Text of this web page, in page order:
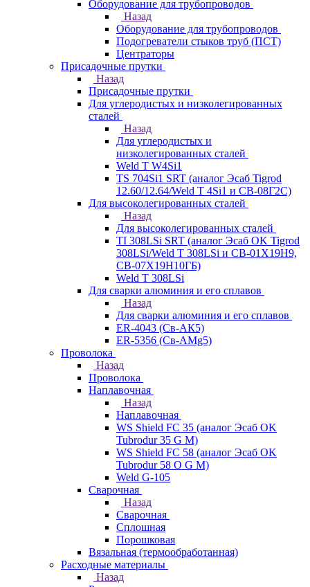
Оборудование для трубопроводов
Назад
Оборудование для трубопроводов
Подогреватели стыков труб (ПСТ)
Центраторы
Присадочные прутки
Назад
Присадочные прутки
Для углеродистых и низколегированных
сталей
Назад
Для углеродистых и
низколегированных сталей
Weld T W4Si1
TS 704Si1 SRT (аналог Эсаб Tigrod
12.60/12.64/Weld T 4Si1 и СВ-08Г2С)
Для высоколегированных сталей
Назад
Для высоколегированных сталей
TI 308LSi SRT (аналог Эсаб OK Tigrod
308LSi/Weld T 308LSi и СВ-01Х19Н9,
СВ-07Х19Н10ГБ)
Weld T 308LSi
Для сварки алюминия и его сплавов
Назад
Для сварки алюминия и его сплавов
ER-4043 (Св-АК5)
ER-5356 (Св-АМg5)
Проволока
Назад
Проволока
Наплавочная
Назад
Наплавочная
WS Shield FC 35 (аналог Эсаб OK
Tubrodur 35 G M)
WS Shield FC 58 (аналог Эсаб OK
Tubrodur 58 O G M)
Weld G-105
Сварочная
Назад
Сварочная
Сплошная
Порошковая
Вязальная (термообработанная)
Расходные материалы
Назад